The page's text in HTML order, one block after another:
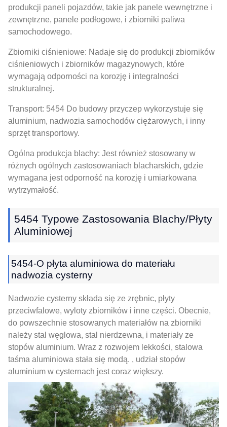
produkcji paneli pojazdów, takie jak panele wewnętrzne i
zewnętrzne, panele podłogowe, i zbiorniki paliwa
samochodowego.
Zbiorniki ciśnieniowe: Nadaje się do produkcji zbiorników
ciśnieniowych i zbiorników magazynowych, które
wymagają odporności na korozję i integralności
strukturalnej.
Transport: 5454 Do budowy przyczep wykorzystuje się
aluminium, nadwozia samochodów ciężarowych, i inny
sprzęt transportowy.
Ogólna produkcja blachy: Jest również stosowany w
różnych ogólnych zastosowaniach blacharskich, gdzie
wymagana jest odporność na korozję i umiarkowana
wytrzymałość.
5454 Typowe Zastosowania Blachy/płyty
Aluminiowej
5454-O płyta aluminiowa do materiału
nadwozia cysterny
Nadwozie cysterny składa się ze zrębnic, płyty
przeciwfalowe, wyloty zbiorników i inne części. Obecnie,
do powszechnie stosowanych materiałów na zbiorniki
należy stal węglowa, stal nierdzewna, i materiały ze
stopów aluminium. Wraz z rozwojem lekkości, stalowa
taśma aluminiowa stała się modą. , udział stopów
aluminium w cysternach jest coraz większy.